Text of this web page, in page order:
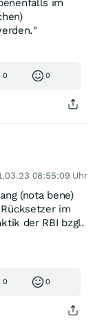
im
0 0
08:55:09 Uhr
(nota bene)
im
der RBI bzgl.
0 0